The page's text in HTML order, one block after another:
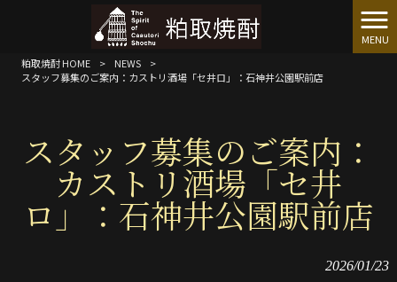
MENU
粕取焼酎 HOME
> NEWS
>
スタッフ募集のご案内：カストリ酒場「セ井ロ」：石神井公園駅前店
スタッフ募集のご案内：
カストリ酒場「セ井
ロ」：石神井公園駅前店
2026/01/23